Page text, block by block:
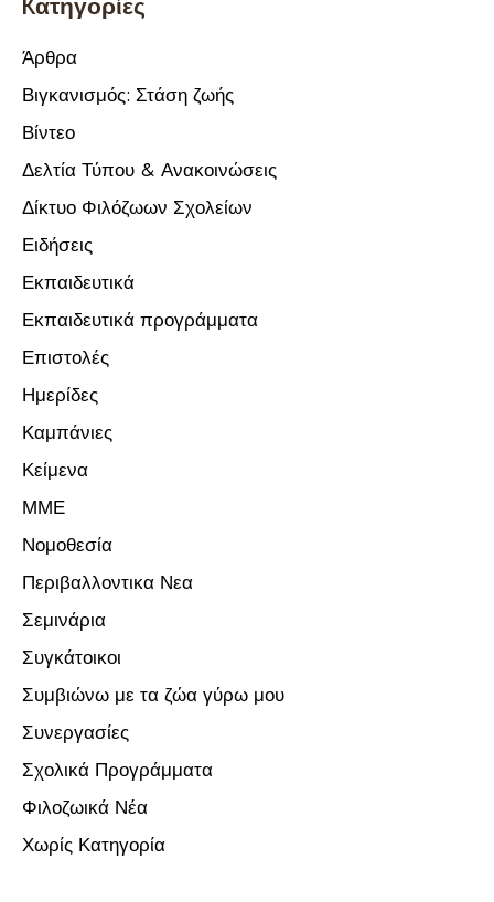
Άρθρα
Βιγκανισμός: Στάση ζωής
Βίντεο
Δελτία Τύπου & Ανακοινώσεις
Δίκτυο Φιλόζωων Σχολείων
Ειδήσεις
Εκπαιδευτικά
Εκπαιδευτικά προγράμματα
Επιστολές
Ημερίδες
Καμπάνιες
Κείμενα
ΜΜΕ
Νομοθεσία
Περιβαλλοντικα Νεα
Σεμινάρια
Συγκάτοικοι
Συμβιώνω με τα ζώα γύρω μου
Συνεργασίες
Σχολικά Προγράμματα
Φιλοζωικά Νέα
Χωρίς Κατηγορία